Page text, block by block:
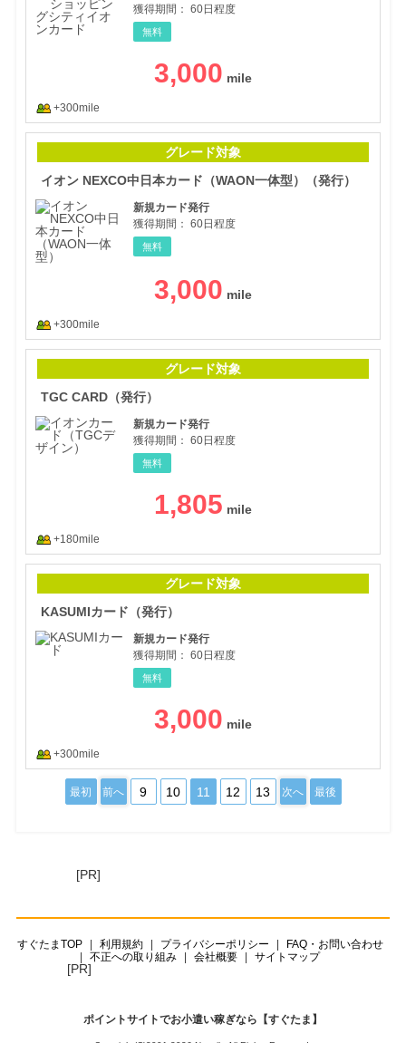
獲得期間： 60日程度
無料
3,000
+300mile
グレード対象
イオン NEXCO中日本カード（WAON一体型）（発行）
新規カード発行
獲得期間： 60日程度
無料
3,000
+300mile
グレード対象
TGC CARD（発行）
新規カード発行
獲得期間： 60日程度
無料
1,805
+180mile
グレード対象
KASUMIカード（発行）
新規カード発行
獲得期間： 60日程度
無料
3,000
+300mile
最初 前へ 9 10 11 12 13 次へ 最後
[PR]
すぐたまTOP 利用規約 プライバシーポリシー
FAQ・お問い合わせ
不正への取り組み
会社概要 サイトマップ
[PR]
ポイントサイトでお小遣い稼ぎなら【すぐたま】